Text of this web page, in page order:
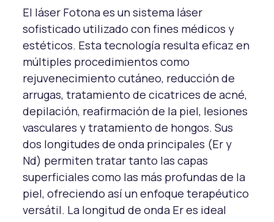
El láser Fotona es un sistema láser
sofisticado utilizado con fines médicos y
estéticos. Esta tecnología resulta eficaz en
múltiples procedimientos como
rejuvenecimiento cutáneo, reducción de
arrugas, tratamiento de cicatrices de acné,
depilación, reafirmación de la piel, lesiones
vasculares y tratamiento de hongos. Sus
dos longitudes de onda principales (Er y
Nd) permiten tratar tanto las capas
superficiales como las más profundas de la
piel, ofreciendo así un enfoque terapéutico
versátil. La longitud de onda Er es ideal